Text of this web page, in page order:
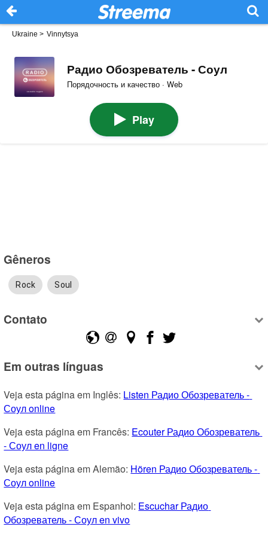
Ukraine > Vinnytsya
Радио Обозреватель - Соул
Порядочность и качество · Web
Play
Gêneros
Rock Soul
Contato
Em outras línguas
Veja esta página em Inglês: Listen Радио Обозреватель -
Соул online
Veja esta página em Francês: Ecouter Радио Обозреватель
- Соул en ligne
Veja esta página em Alemão: Hören Радио Обозреватель -
Соул online
Veja esta página em Espanhol: Escuchar Радио
Обозреватель - Соул en vivo